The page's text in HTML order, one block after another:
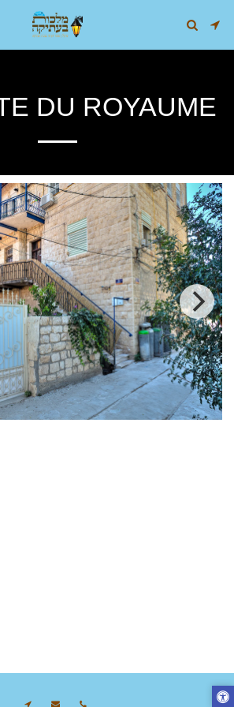
DU ROYAUME